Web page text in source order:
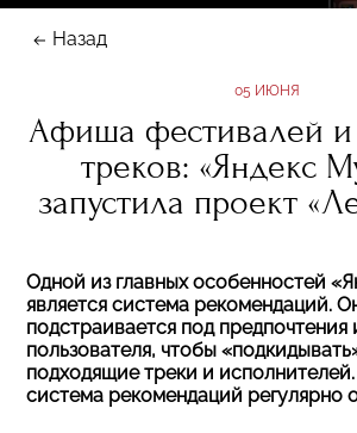
Назад
05 ИЮНЯ
Афиша фестивалей и
треков: «Яндекс
запустила проект
Одной из главных особенностей
является система рекомендаций.
подстраивается под
пользователя, чтобы
подходящие треки и
система рекомендаций регулярно